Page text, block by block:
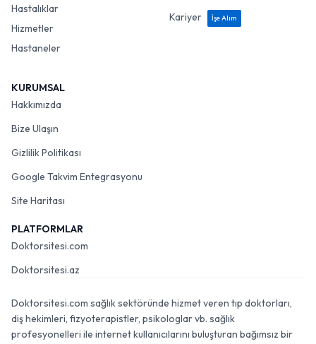
Hastalıklar
Hizmetler
Hastaneler
Kariyer
İşe Alım
KURUMSAL
Hakkımızda
Bize Ulaşın
Gizlilik Politikası
Google Takvim Entegrasyonu
Site Haritası
PLATFORMLAR
Doktorsitesi.com
Doktorsitesi.az
Doktorsitesi.com sağlık sektöründe hizmet veren tıp doktorları,
diş hekimleri, fizyoterapistler, psikologlar vb. sağlık
profesyonelleri ile internet kullanıcılarını buluşturan bağımsız bir